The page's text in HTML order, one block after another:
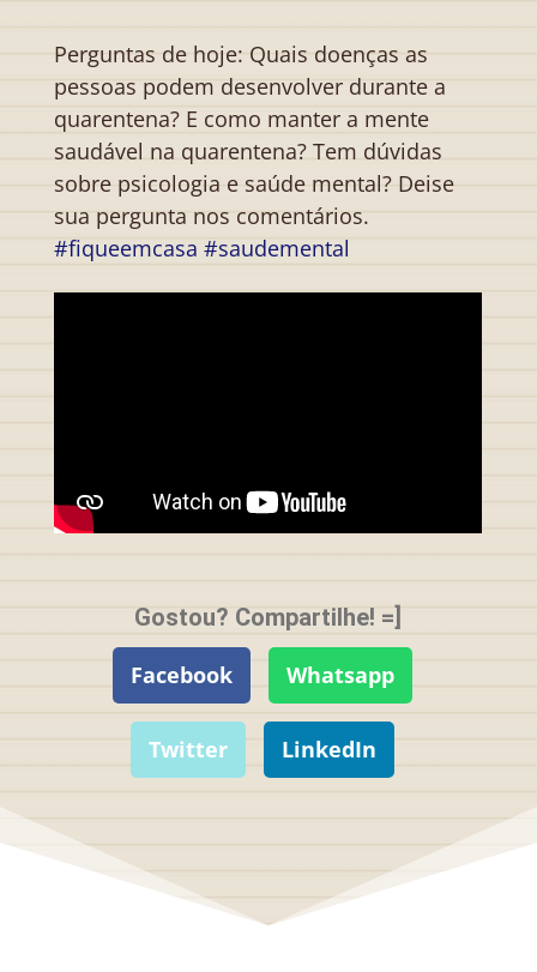
Perguntas de hoje: Quais doenças as
pessoas podem desenvolver durante a
quarentena? E como manter a mente
saudável na quarentena? Tem dúvidas
sobre psicologia e saúde mental? Deise
sua pergunta nos comentários.
#fiqueemcasa #saudemental
Gostou? Compartilhe! =]
Facebook
Whatsapp
Twitter LinkedIn